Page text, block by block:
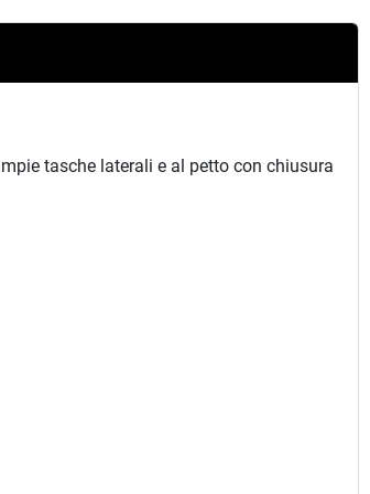
tasche laterali e al petto con chiusura